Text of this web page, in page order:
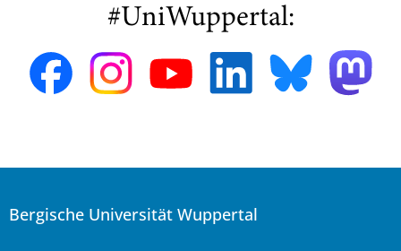
#UniWuppertal:
Bergische Universität Wuppertal